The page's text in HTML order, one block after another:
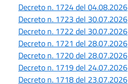
Decreto n. 1724 del 04.08.2026
Decreto n. 1723 del 30.07.2026
Decreto n. 1722 del 30.07.2026
Decreto n. 1721 del 28.07.2026
Decreto n. 1720 del 28.07.2026
Decreto n. 1719 del 24.07.2026
Decreto n. 1718 del 23.07.2026